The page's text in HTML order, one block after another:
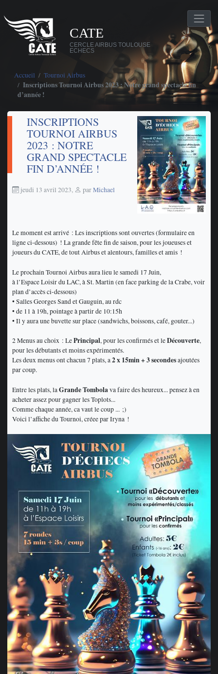
CATE
CERCLE AIRBUS TOULOUSE
ECHECS
Accueil Tournoi Airbus
Inscriptions Tournoi Airbus 2023 : Notre grand spectacle fin
d’année !
INSCRIPTIONS
TOURNOI AIRBUS
2023 : NOTRE
GRAND SPECTACLE
FIN D’ANNÉE !
jeudi 13 avril 2023, parMichael
Le moment est arrivé : Les inscriptions sont ouvertes (formulaire en
ligne ci-dessous) ! La grande fête fin de saison, pour les joueuses et
joueurs du CATE, de tout Airbus et alentours, familles et amis !
Le prochain Tournoi Airbus aura lieu le samedi 17 Juin,
à l’Espace Loisir du LAC, à St. Martin (en face parking de la Crabe, voir
plan d’accès ci-dessous)
• Salles Georges Sand et Gauguin, au rdc
• de 11 à 19h, pointage à partir de 10:15h
• Il y aura une buvette sur place (sandwichs, boissons, café, gouter...)
2 Menus au choix : LePrincipal, pour les confirmés et leDécouverte,
pour les débutants et moins expérimentés.
Les deux menus ont chacun 7 plats, a2 x 15min + 3 secondesajoutées
par coup.
Entre les plats, laGrande Tombolava faire des heureux... pensez à en
acheter assez pour gagner les Toplots...
Comme chaque année, ca vaut le coup ... ;)
Voici l’affiche du Tournoi, créee par Iryna !